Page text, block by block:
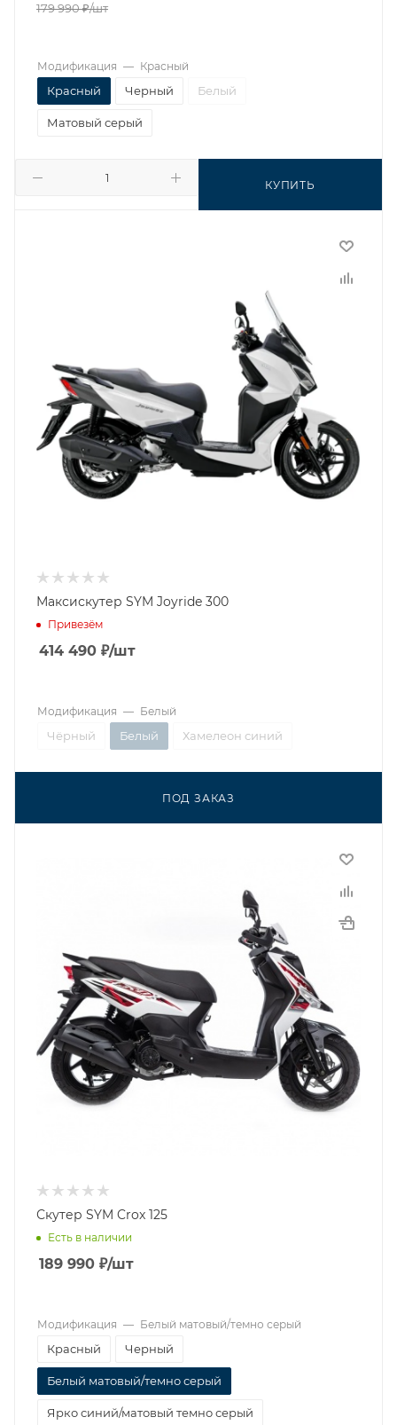
179 990₽/шт
КУПИТЬ
Модификация — Красный
Красный Черный Белый
Матовый серый
Максискутер SYM Joyride 300
Привезём
414 490 ₽/шт
ПОД ЗАКАЗ
Модификация — Белый
Чёрный Белый Хамелеон синий
Скутер SYM Crox 125
Есть в наличии
189 990 ₽/шт
Модификация — Белый матовый/темно серый
Красный Черный
Белый матовый/темно серый
Ярко синий/матовый темно серый